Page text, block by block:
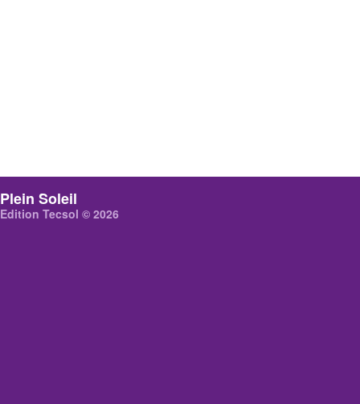
Plein Soleil
Edition Tecsol © 2026